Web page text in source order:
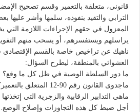
قانوني، متعلقة بالتعمير وقسم تصحيح
الترابي والتقيد بنفوذه، سلمها وأشر عليها
المعزول في حقهم الإجراءات اللازمة التي
يراسلهم ويستفسرهم، أو يسحب منهم
ناهيك عن تراخيص خاصة بالقسم الإقتصادي
العشوائي بالمنطقة، ليطرح السؤال:
ما دور السلطة الوصية في ظل كل ما وقع؟
ماجدوى القانون رقم 90-12 المتعلق بالتعمير؟
ماهي التدابير الرقابية والزجرية التي
أجل ضبط كل هذه التجاوزات وإصلاح